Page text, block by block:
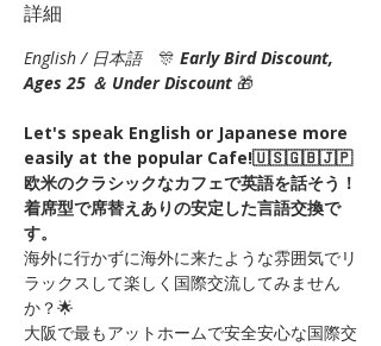
詳細
English / 日本語 🎊 Early Bird Discount,
Ages 25 ＆ Under Discount 🎁
Let's speak English or Japanese more
easily at the popular Cafe!🇺🇸🇬🇧🇯🇵
欧米のクラシックなカフェで英語を話そう！
着席型で席替えありの安定した言語交換で
す。
海外に行かずに海外に来たような雰囲気でリ
ラックスして楽しく国際交流してみません
か？🌟
大阪で最もアットホームで安全安心な国際交